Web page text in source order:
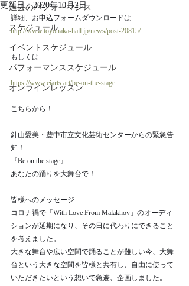
過去のパフォーマンス
スケジュール
イベントスケジュール
パフォーマンススケジュール
オンラインレッスン
更新日：2020年10月2日
詳細、お申込フォームダウンロードは
http://www.toyonaka-hall.jp/news/post-20815/
もしくは
https://www.eiarts.art/be-on-the-stage
こちらから！
針山愛美・豊中市立文化芸術センターからの緊急告
知！
『Be on the stage』
あなたの踊りを大舞台で！
皆様へのメッセージ
コロナ禍で「With Love From Malakhov」のオーディ
ションが延期になり、その日に代わりにできること
を考えました。
大きな舞台や広い空間で踊ることが難しい今、大舞
台という大きな空間を皆様と共有し、自由に使って
いただきたいという想いで急遽、企画しました。